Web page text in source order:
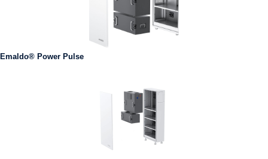
Emaldo® Power Pulse